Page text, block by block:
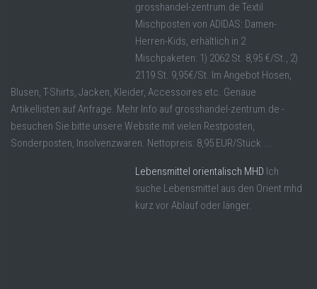
grosshandel-zentrum.de Textil
Mischposten von ADIDAS: Damen-
Herren-Kids, erhältlich in 2
Mischpaketen: 1) 2062 St. 8,95 €/St., 2)
2119 St. 9,95€/St. Im Angebot Hosen,
Blusen, T-Shirts, Jacken, Kleider, Accessoires etc. Genaue
Artikellisten auf Anfrage. Mehr Info auf grosshandel-zentrum.de -
besuchen Sie bitte unsere Website mit vielen Restposten,
Sonderposten, Insolvenzwaren. Nettopreis: 8,95 EUR/Stück ...
Lebensmittel orientalisch MHD Ich
suche Lebensmittel aus den Orient mhd
kurz vor Ablauf oder länger.